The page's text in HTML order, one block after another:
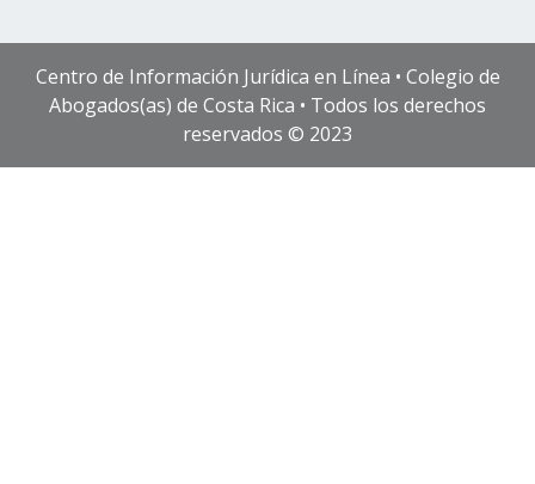
Centro de Información Jurídica en Línea • Colegio de
Abogados(as) de Costa Rica • Todos los derechos
reservados © 2023